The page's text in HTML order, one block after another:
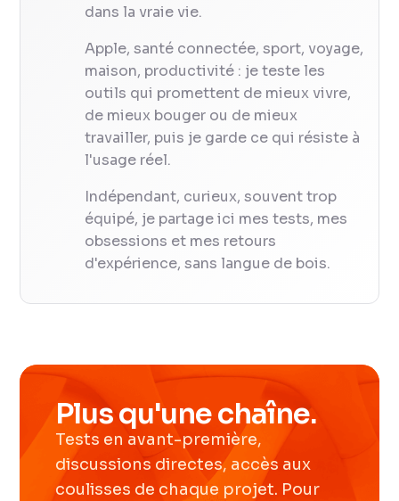
dans la vraie vie.
Apple, santé connectée, sport, voyage,
maison, productivité : je teste les
outils qui promettent de mieux vivre,
de mieux bouger ou de mieux
travailler, puis je garde ce qui résiste à
l'usage réel.
Indépendant, curieux, souvent trop
équipé, je partage ici mes tests, mes
obsessions et mes retours
d'expérience, sans langue de bois.
Plus qu'une chaîne.
Tests en avant-première,
discussions directes, accès aux
coulisses de chaque projet. Pour